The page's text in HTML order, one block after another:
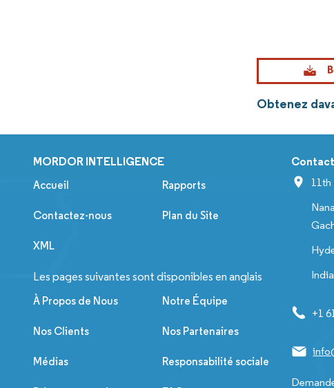
Obtenez
MORDOR INTELLIGENCE
Accueil Rapports
Contactez-nous Plan du Site
XML
Les pages suivantes sont disponibles en anglais
À Propos de Nous Notre Équipe
Nos Clients Nos Partenaires
Médias Responsabilité sociale
Contact
11th
India
+1